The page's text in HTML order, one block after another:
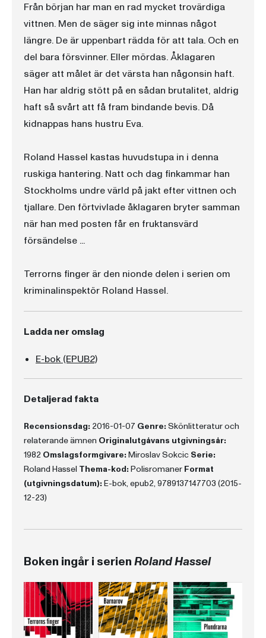
Från början har man en rad mycket trovärdiga
vittnen. Men de säger sig inte minnas något
längre. De är uppenbart rädda för att tala. Och en
del bara försvinner. Eller mördas. Åklagaren
säger att målet är det värsta han någonsin haft.
Han har aldrig stött på en sådan brutalitet, aldrig
haft så svårt att få fram bindande bevis. Då
kidnappas hans hustru Eva.
Roland Hassel kastas huvudstupa in i denna
ruskiga hantering. Natt och dag finkammar han
Stockholms undre värld på jakt efter vittnen och
tjallare. Den förtvivlade åklagaren bryter samman
när han med posten får en fruktansvärd
försändelse ...
Terrorns finger är den nionde delen i serien om
kriminalinspektör Roland Hassel.
Ladda ner omslag
E-bok (EPUB2)
Detaljerad fakta
Recensionsdag: 2016-01-07 Genre: Skönlitteratur och
relaterande ämnen Originalutgåvans utgivningsår:
1982 Omslagsformgivare: Miroslav Sokcic Serie:
Roland Hassel Thema-kod: Polisromaner Format
(utgivningsdatum): E-bok, epub2, 9789137147703 (2015-
12-23)
Boken ingår i serienRoland Hassel